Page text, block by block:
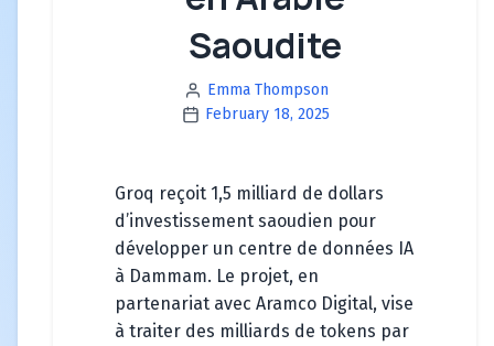
Saoudite
Emma Thompson
February 18, 2025
Groq reçoit 1,5 milliard de dollars
d’investissement saoudien pour
développer un centre de données IA
à Dammam. Le projet, en
partenariat avec Aramco Digital, vise
à traiter des milliards de tokens par